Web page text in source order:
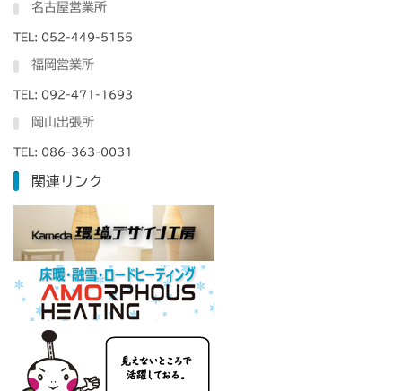
名古屋営業所
TEL: 052-449-5155
福岡営業所
TEL: 092-471-1693
岡山出張所
TEL: 086-363-0031
関連リンク